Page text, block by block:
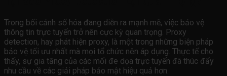
Trong bối cảnh số hóa đang diễn ra mạnh mẽ, việc bảo vệ
thông tin trực tuyến trở nên cực kỳ quan trọng. Proxy
detection, hay phát hiện proxy, là một trong những biện pháp
bảo vệ tối ưu nhất mà mọi tổ chức nên áp dụng. Thực tế cho
thấy, sự gia tăng của các mối đe dọa trực tuyến đã thúc đẩy
nhu cầu về các giải pháp bảo mật hiệu quả hơn.